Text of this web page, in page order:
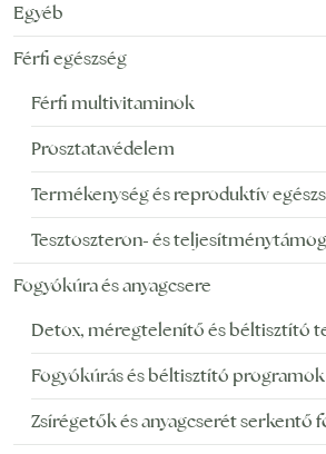
Egyéb
Férfi egészség
Férfi multivitaminok
Prosztatavédelem
Termékenység és reproduktív
Tesztoszteron- és
Fogyókúra és anyagcsere
Detox, méregtelenítő és béltisztító
Fogyókúrás és béltisztító programok
Zsírégetők és anyagcserét serkentő